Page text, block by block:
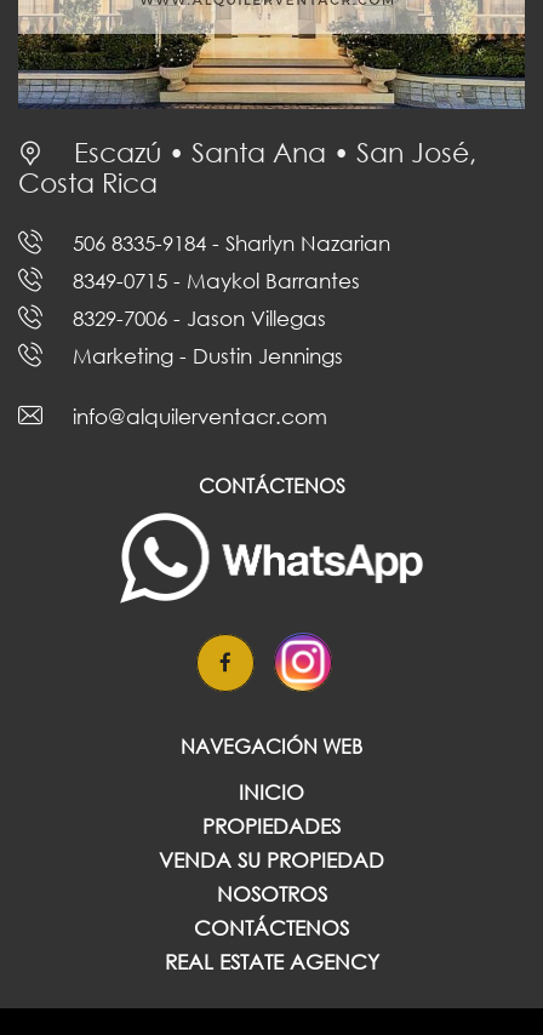
Escazú • Santa Ana • San José,
Costa Rica
506 8335-9184 - Sharlyn Nazarian
8349-0715 - Maykol Barrantes
8329-7006 - Jason Villegas
Marketing - Dustin Jennings
info@alquilerventacr.com
CONTÁCTENOS
NAVEGACIÓN WEB
INICIO
PROPIEDADES
VENDA SU PROPIEDAD
NOSOTROS
CONTÁCTENOS
REAL ESTATE AGENCY